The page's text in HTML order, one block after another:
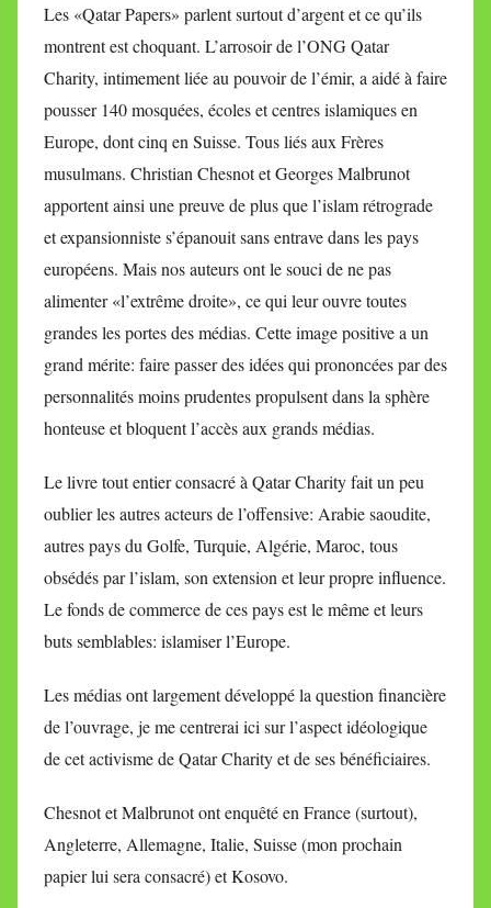
Les «Qatar Papers» parlent surtout d’argent et ce qu’ils
montrent est choquant. L’arrosoir de l’ONG Qatar
Charity, intimement liée au pouvoir de l’émir, a aidé à faire
pousser 140 mosquées, écoles et centres islamiques en
Europe, dont cinq en Suisse. Tous liés aux Frères
musulmans. Christian Chesnot et Georges Malbrunot
apportent ainsi une preuve de plus que l’islam rétrograde
et expansionniste s’épanouit sans entrave dans les pays
européens. Mais nos auteurs ont le souci de ne pas
alimenter «l’extrême droite», ce qui leur ouvre toutes
grandes les portes des médias. Cette image positive a un
grand mérite: faire passer des idées qui prononcées par des
personnalités moins prudentes propulsent dans la sphère
honteuse et bloquent l’accès aux grands médias.
Le livre tout entier consacré à Qatar Charity fait un peu
oublier les autres acteurs de l’offensive: Arabie saoudite,
autres pays du Golfe, Turquie, Algérie, Maroc, tous
obsédés par l’islam, son extension et leur propre influence.
Le fonds de commerce de ces pays est le même et leurs
buts semblables: islamiser l’Europe.
Les médias ont largement développé la question financière
de l’ouvrage, je me centrerai ici sur l’aspect idéologique
de cet activisme de Qatar Charity et de ses bénéficiaires.
Chesnot et Malbrunot ont enquêté en France (surtout),
Angleterre, Allemagne, Italie, Suisse (mon prochain
papier lui sera consacré) et Kosovo.